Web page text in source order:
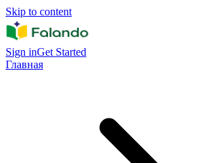
Skip to content
Sign inGet Started
Главная